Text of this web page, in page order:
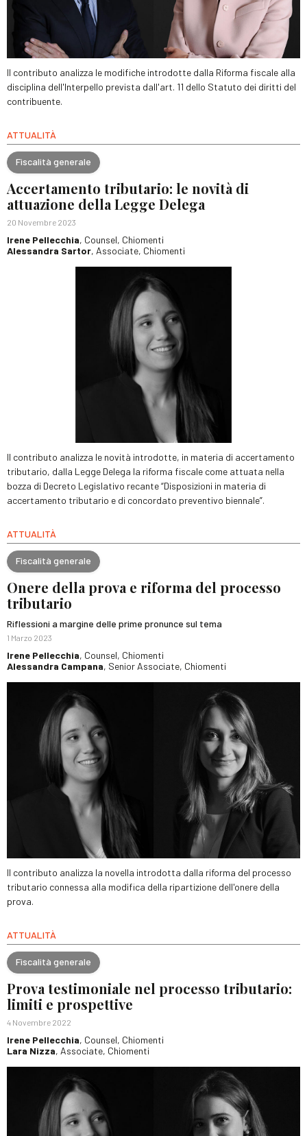
Il contributo analizza le modifiche introdotte dalla Riforma fiscale alla
disciplina dell'Interpello prevista dall'art. 11 dello Statuto dei diritti del
contribuente.
ATTUALITÀ
Fiscalità generale
Accertamento tributario: le novità di
attuazione della Legge Delega
20 Novembre 2023
Irene Pellecchia, Counsel, Chiomenti
Alessandra Sartor, Associate, Chiomenti
Il contributo analizza le novità introdotte, in materia di accertamento
tributario, dalla Legge Delega la riforma fiscale come attuata nella
bozza di Decreto Legislativo recante “Disposizioni in materia di
accertamento tributario e di concordato preventivo biennale”.
ATTUALITÀ
Fiscalità generale
Onere della prova e riforma del processo
tributario
Riflessioni a margine delle prime pronunce sul tema
1 Marzo 2023
Irene Pellecchia, Counsel, Chiomenti
Alessandra Campana, Senior Associate, Chiomenti
Il contributo analizza la novella introdotta dalla riforma del processo
tributario connessa alla modifica della ripartizione dell'onere della
prova.
ATTUALITÀ
Fiscalità generale
Prova testimoniale nel processo tributario:
limiti e prospettive
4 Novembre 2022
Irene Pellecchia, Counsel, Chiomenti
Lara Nizza, Associate, Chiomenti